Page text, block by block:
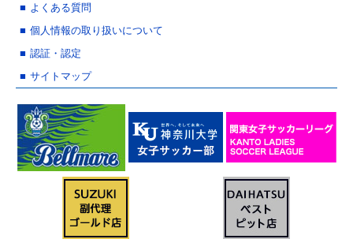
よくある質問
個人情報の取り扱いについて
認証・認定
サイトマップ